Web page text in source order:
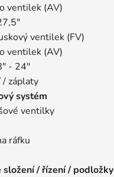
ventilek (AV)
ventilek (FV)
ventilek (AV)
- 24"
/ záplaty
systém
ventilky
ráfku
složení / řízení / podložky